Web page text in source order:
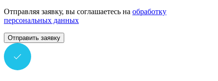
Отправляя заявку, вы соглашаетесь на обработку
персональных данных
Отправить заявку